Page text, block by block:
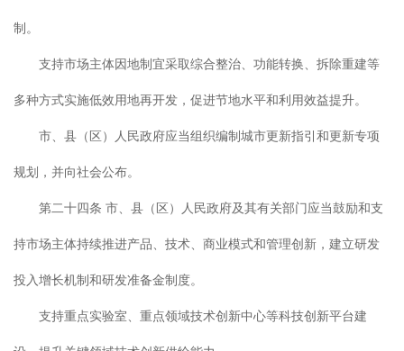
制。
支持市场主体因地制宜采取综合整治、功能转换、拆除重建等
多种方式实施低效用地再开发，促进节地水平和利用效益提升。
市、县（区）人民政府应当组织编制城市更新指引和更新专项
规划，并向社会公布。
第二十四条 市、县（区）人民政府及其有关部门应当鼓励和支
持市场主体持续推进产品、技术、商业模式和管理创新，建立研发
投入增长机制和研发准备金制度。
支持重点实验室、重点领域技术创新中心等科技创新平台建